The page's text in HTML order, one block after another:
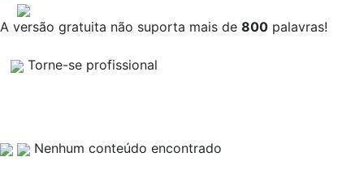
A versão gratuita não suporta mais de 800 palavras!
Torne-se profissional
Nenhum conteúdo encontrado